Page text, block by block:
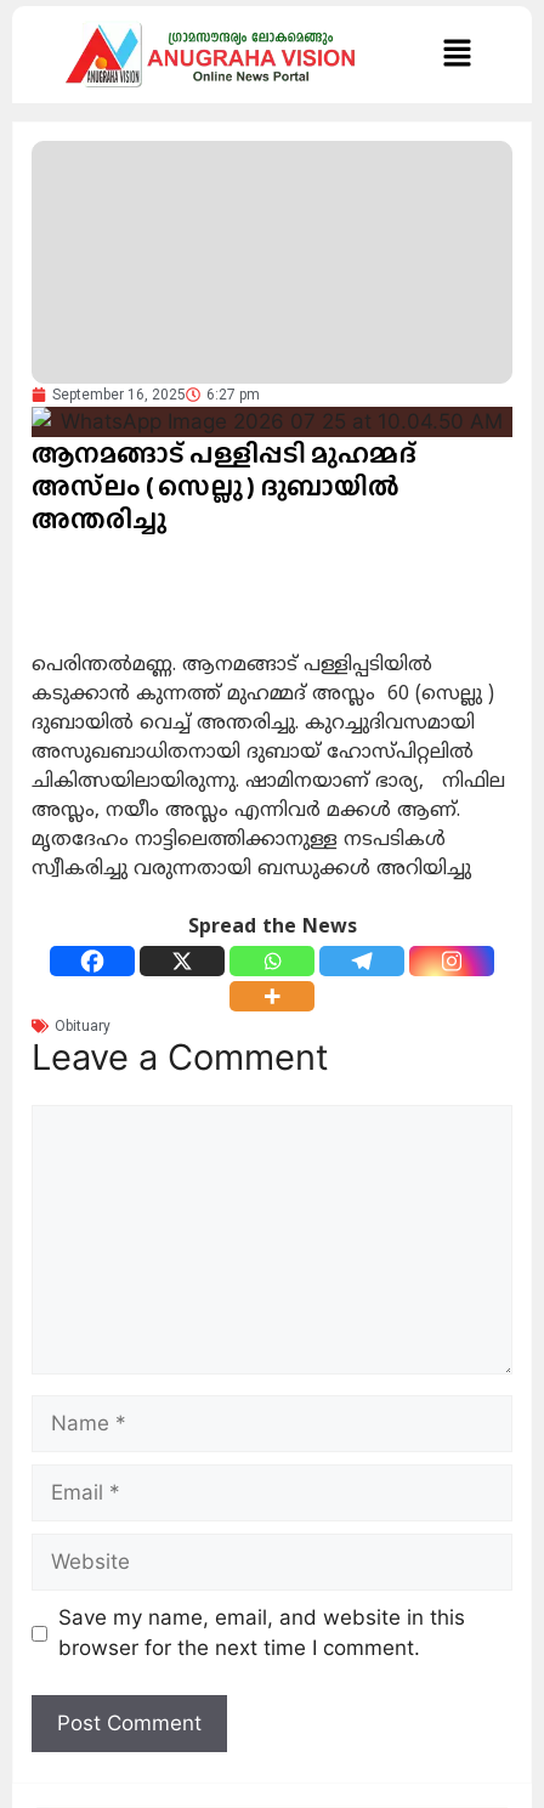
September 16, 2025 6:27 pm
ആനമങ്ങാട് പള്ളിപ്പടി മുഹമ്മദ്
അസ്‌ലം ( സെല്ലു ) ദുബായിൽ
അന്തരിച്ചു
പെരിന്തൽമണ്ണ. ആനമങ്ങാട് പള്ളിപ്പടിയിൽ
കടുക്കാൻ കുന്നത്ത് മുഹമ്മദ് അസ്ലം 60 (സെല്ലു )
ദുബായിൽ വെച്ച് അന്തരിച്ചു. കുറച്ചുദിവസമായി
അസുഖബാധിതനായി ദുബായ് ഹോസ്പിറ്റലിൽ
ചികിത്സയിലായിരുന്നു. ഷാമിനയാണ് ഭാര്യ, നിഫില
അസ്ലം, നയീം അസ്ലം എന്നിവർ മക്കൾ ആണ്.
മൃതദേഹം നാട്ടിലെത്തിക്കാനുള്ള നടപടികൾ
സ്വീകരിച്ചു വരുന്നതായി ബന്ധുക്കൾ അറിയിച്ചു
Spread the News
Obituary
Leave a Comment
Save my name, email, and website in this
browser for the next time I comment.